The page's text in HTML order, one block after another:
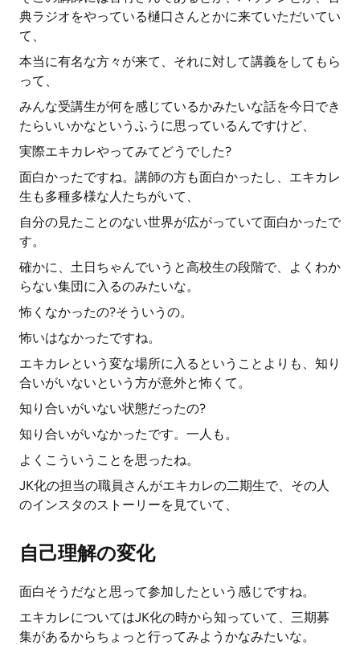
典ラジオをやっている樋口さんとかに来ていただいてい
て、
本当に有名な方々が来て、それに対して講義をしてもら
って、
みんな受講生が何を感じているかみたいな話を今日でき
たらいいかなというふうに思っているんですけど、
実際エキカレやってみてどうでした?
面白かったですね。講師の方も面白かったし、エキカレ
生も多種多様な人たちがいて、
自分の見たことのない世界が広がっていて面白かったで
す。
確かに、土日ちゃんでいうと高校生の段階で、よくわか
らない集団に入るのみたいな。
怖くなかったの?そういうの。
怖いはなかったですね。
エキカレという変な場所に入るということよりも、知り
合いがいないという方が意外と怖くて。
知り合いがいない状態だったの?
知り合いがいなかったです。一人も。
よくこういうことを思ったね。
JK化の担当の職員さんがエキカレの二期生で、その人
のインスタのストーリーを見ていて、
自己理解の変化
面白そうだなと思って参加したという感じですね。
エキカレについてはJK化の時から知っていて、三期募
集があるからちょっと行ってみようかなみたいな。